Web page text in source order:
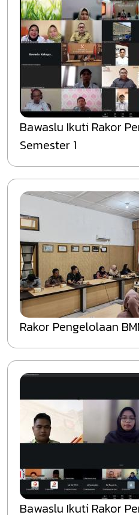
Bawaslu Ikuti Rakor
Semester 1
Rakor Pengelolaan
Bawaslu Ikuti Rakor